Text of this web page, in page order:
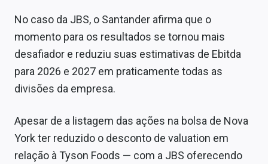
No caso da JBS, o Santander afirma que o
momento para os resultados se tornou mais
desafiador e reduziu suas estimativas de Ebitda
para 2026 e 2027 em praticamente todas as
divisões da empresa.
Apesar de a listagem das ações na bolsa de Nova
York ter reduzido o desconto de valuation em
relação à Tyson Foods — com a JBS oferecendo